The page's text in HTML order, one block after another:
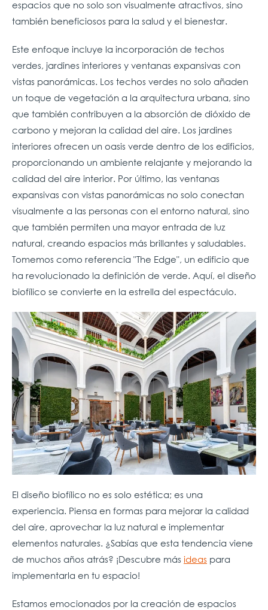
espacios que no solo son visualmente atractivos, sino
también beneficiosos para la salud y el bienestar.
Este enfoque incluye la incorporación de techos
verdes, jardines interiores y ventanas expansivas con
vistas panorámicas. Los techos verdes no solo añaden
un toque de vegetación a la arquitectura urbana, sino
que también contribuyen a la absorción de dióxido de
carbono y mejoran la calidad del aire. Los jardines
interiores ofrecen un oasis verde dentro de los edificios,
proporcionando un ambiente relajante y mejorando la
calidad del aire interior. Por último, las ventanas
expansivas con vistas panorámicas no solo conectan
visualmente a las personas con el entorno natural, sino
que también permiten una mayor entrada de luz
natural, creando espacios más brillantes y saludables.
Tomemos como referencia "The Edge", un edificio que
ha revolucionado la definición de verde. Aquí, el diseño
biofílico se convierte en la estrella del espectáculo.
El diseño biofílico no es solo estética; es una
experiencia. Piensa en formas para mejorar la calidad
del aire, aprovechar la luz natural e implementar
elementos naturales. ¿Sabías que esta tendencia viene
de muchos años atrás? ¡Descubre más ideas para
implementarla en tu espacio!
Estamos emocionados por la creación de espacios